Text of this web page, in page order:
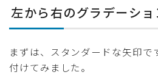
左から右のグラデーショ
まずは、スタンダードな矢印で
付けてみました。